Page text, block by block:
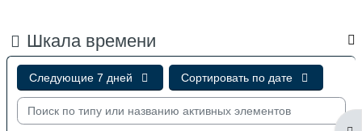
Шкала времени
Следующие 7 дней
Сортировать по дате
Поиск по типу или названию активных элементов